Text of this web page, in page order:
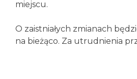
miejscu.
O zaistniałych zmianach
na bieżąco. Za utrudnienia